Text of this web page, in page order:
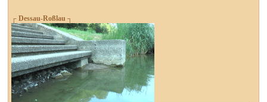
┌ Dessau-Roßlau ┐